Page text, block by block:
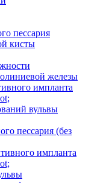
пессария
кисты
железы
импланта
вульвы
пессария (без
импланта